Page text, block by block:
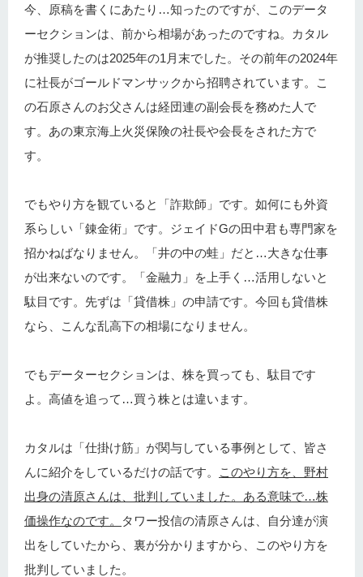
今、原稿を書くにあたり…知ったのですが、このデータ
ーセクションは、前から相場があったのですね。カタル
が推奨したのは2025年の1月末でした。その前年の2024年
に社長がゴールドマンサックから招聘されています。こ
の石原さんのお父さんは経団連の副会長を務めた人で
す。あの東京海上火災保険の社長や会長をされた方で
す。
でもやり方を観ていると「詐欺師」です。如何にも外資
系らしい「錬金術」です。ジェイドGの田中君も専門家を
招かねばなりません。「井の中の蛙」だと…大きな仕事
が出来ないのです。「金融力」を上手く…活用しないと
駄目です。先ずは「貸借株」の申請です。今回も貸借株
なら、こんな乱高下の相場になりません。
でもデーターセクションは、株を買っても、駄目です
よ。高値を追って…買う株とは違います。
カタルは「仕掛け筋」が関与している事例として、皆さ
んに紹介をしているだけの話です。
このやり方を、野村
出身の清原さんは、批判していました。ある意味で…株
価操作なのです。
タワー投信の清原さんは、自分達が演
出をしていたから、裏が分かりますから、このやり方を
批判していました。